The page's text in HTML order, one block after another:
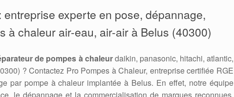
entreprise experte en pose, dépannage,
à chaleur air-eau, air-air à Belus (40300)
de pompes à chaleurdaikin, panasonic, hitachi, atlantic,
? Contactez Pro Pompes à Chaleur, entreprise certifiée RGE
par pompe à chaleur implantée à Belus. En effet, notre équipe
le dépannage et la commercialisation de marques reconnues.